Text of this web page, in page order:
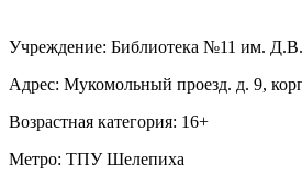
Учреждение: Библиотека №11 им.
Адрес: Мукомольный проезд. д. 9,
Возрастная категория: 16+
Метро: ТПУ Шелепиха